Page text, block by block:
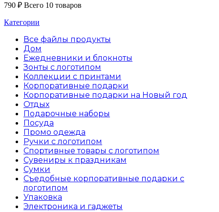
790 ₽ Всего 10 товаров
Категории
Все файлы продукты
Дом
Ежедневники и блокноты
Зонты с логотипом
Коллекции с принтами
Корпоративные подарки
Корпоративные подарки на Новый год
Отдых
Подарочные наборы
Посуда
Промо одежда
Ручки с логотипом
Спортивные товары с логотипом
Сувениры к праздникам
Сумки
Съедобные корпоративные подарки с
логотипом
Упаковка
Электроника и гаджеты